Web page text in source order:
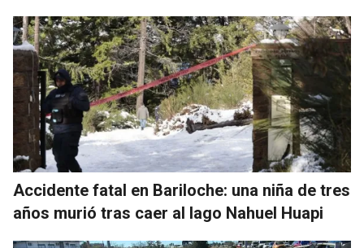
Accidente fatal en Bariloche: una niña de tres
años murió tras caer al lago Nahuel Huapi